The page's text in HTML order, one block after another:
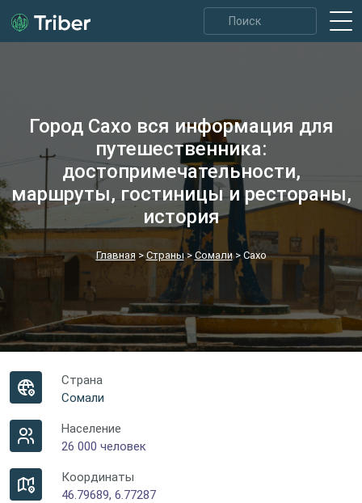
Город Сахо вся информация для
путешественника:
достопримечательности,
маршруты, гостиницы и рестораны,
история
Главная> Страны> Сомали>Сахо
Страна
Сомали
Население
26 000 человек
Координаты
46.79689, 6.77287